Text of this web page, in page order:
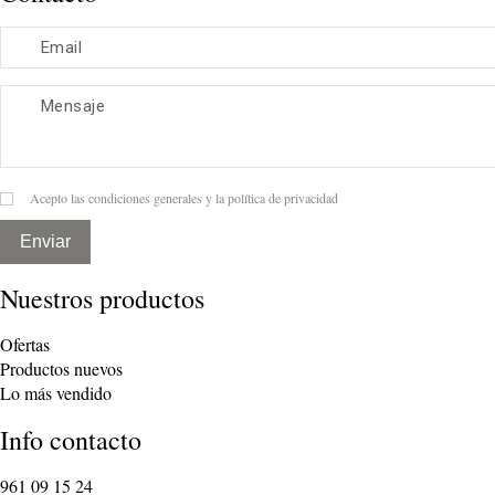
Acepto las condiciones generales y la política de privacidad
Enviar
Nuestros productos
Ofertas
Productos nuevos
Lo más vendido
Info contacto
961 09 15 24